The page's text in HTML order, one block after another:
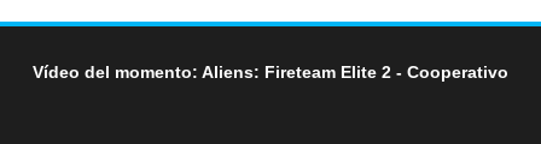
Vídeo del momento: Aliens: Fireteam Elite 2 - Cooperativo